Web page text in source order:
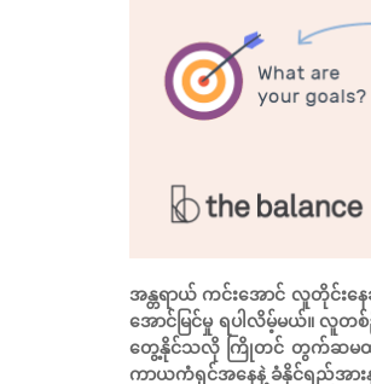
အန္တရာယ် ကင်းအောင် လူတိုင်းန
အောင်မြင်မှု ရပါလိမ့်မယ်။
တွေ့နိုင်သလို ကြိုတင် တွက်ဆမထာ
ကာယကံရှင်အနေနဲ့ ခံနိုင်ရည်အ